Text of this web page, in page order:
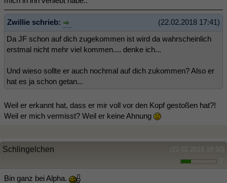
(22.02.2018 17:41)
Zwillie schrieb:
Da JF schon auf dich zugekommen ist wird da wahrscheinlich
erstmal nicht mehr viel kommen.... denke ich...
Und wieso sollte er auch nochmal auf dich zukommen? Also er
hat es ja schon getan...
Weil er erkannt hat, dass er mir voll vor den Kopf gestoßen hat?!
Weil er mich vermisst? Weil er keine Ahnung
(22.02.2018 18:50)
Schlingelchen
Bin ganz bei Alpha.